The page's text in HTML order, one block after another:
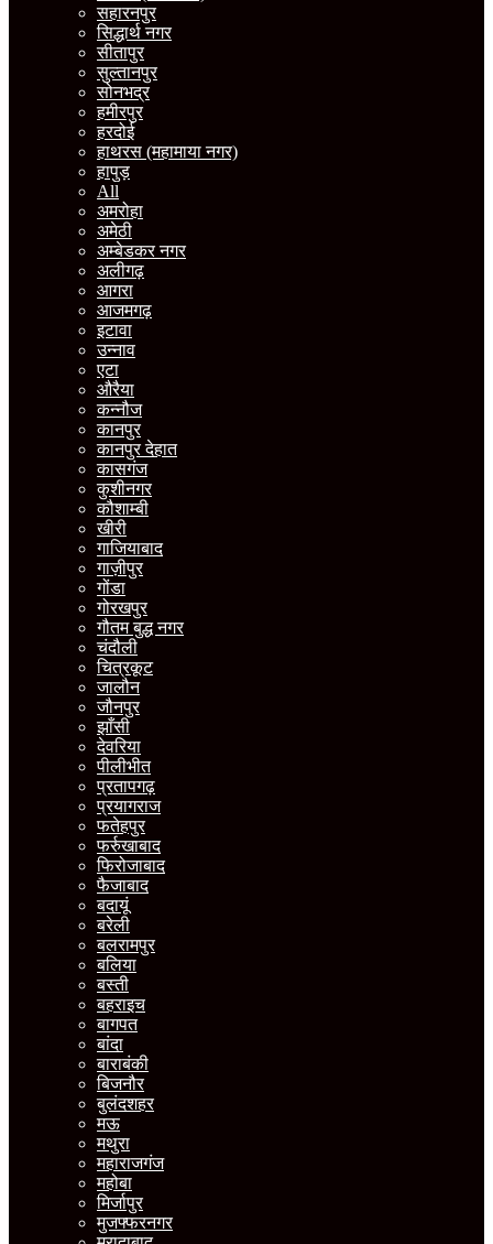
सहारनपुर
सिद्धार्थ नगर
सीतापुर
सुल्तानपुर
सोनभद्र
हमीरपुर
हरदोई
हाथरस (महामाया नगर)
हापुड़
All
अमरोहा
अमेठी
अम्बेडकर नगर
अलीगढ़
आगरा
आजमगढ़
इटावा
उन्नाव
एटा
औरैया
कन्नौज
कानपुर
कानपुर देहात
कासगंज
कुशीनगर
कौशाम्बी
खीरी
गाजियाबाद
गाज़ीपुर
गोंडा
गोरखपुर
गौतम बुद्ध नगर
चंदौली
चित्रकूट
जालौन
जौनपुर
झाँसी
देवरिया
पीलीभीत
प्रतापगढ़
प्रयागराज
फतेहपुर
फर्रुखाबाद
फिरोजाबाद
फैजाबाद
बदायूं
बरेली
बलरामपुर
बलिया
बस्ती
बहराइच
बागपत
बांदा
बाराबंकी
बिजनौर
बुलंदशहर
मऊ
मथुरा
महाराजगंज
महोबा
मिर्जापुर
मुजफ्फरनगर